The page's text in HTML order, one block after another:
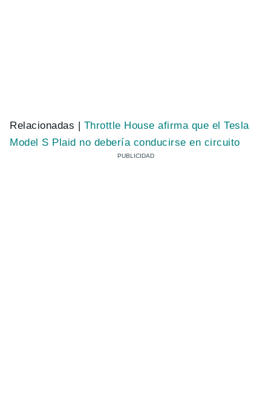
Relacionadas | Throttle House afirma que el Tesla
Model S Plaid no debería conducirse en circuito